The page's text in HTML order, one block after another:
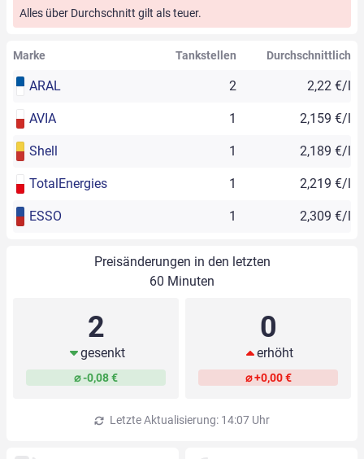
Alles über Durchschnitt gilt als teuer.
Marke Tankstellen Durchschnittlich
ARAL 2 2,22 €/l
AVIA 1 2,159 €/l
Shell 1 2,189 €/l
TotalEnergies 1 2,219 €/l
ESSO 1 2,309 €/l
Preisänderungen in den letzten
60 Minuten
2
gesenkt
⌀ -0,08 €
0
erhöht
⌀ +0,00 €
Letzte Aktualisierung: 14:07 Uhr